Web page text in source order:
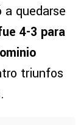
quedarse
4-3 para
triunfos